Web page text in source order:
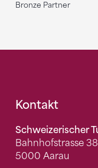
Bronze Partner
Fusszeile
Kontakt
Schweizerischer
Bahnhofstrasse 38
5000 Aarau